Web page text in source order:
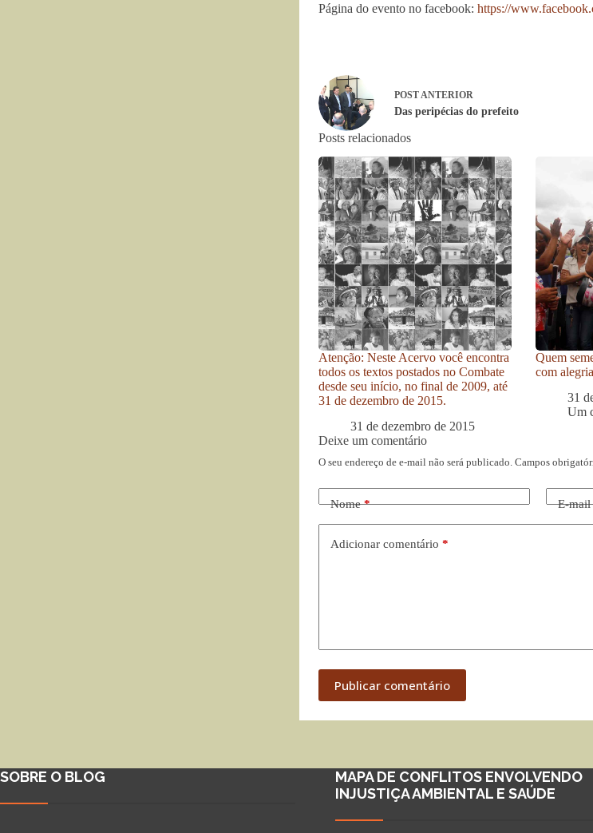
Página do evento no facebook: https://
POSTANTERIOR
Das peripécias do prefeito
Posts relacionados
Atenção: Neste Acervo você encontra
todos os textos postados no Combate
desde seu início, no final de 2009, até
31 de dezembro de 2015.
31 de dezembro de 2015
Quem
com alegria
31
Um
Deixe um comentário
O seu endereço de e-mail não será publicado. Campos
Nome* E-mail
Adicionar comentário *
Publicar comentário
SOBRE O BLOG
MAPA DE CONFLITOS ENVOLVENDO
INJUSTIÇA AMBIENTAL E SAÚDE